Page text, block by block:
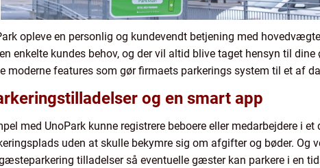
opleve en personlig og kundevendt betjening med
enkelte kundes behov, og der vil altid blive taget hensyn til
moderne features som gør firmaets parkerings system til et af
og en smart app
med UnoPark kunne registrere beboere eller medarbejdere i
uden at skulle bekymre sig om afgifter og bøder.
tilladelser så eventuelle gæster kan parkere i en